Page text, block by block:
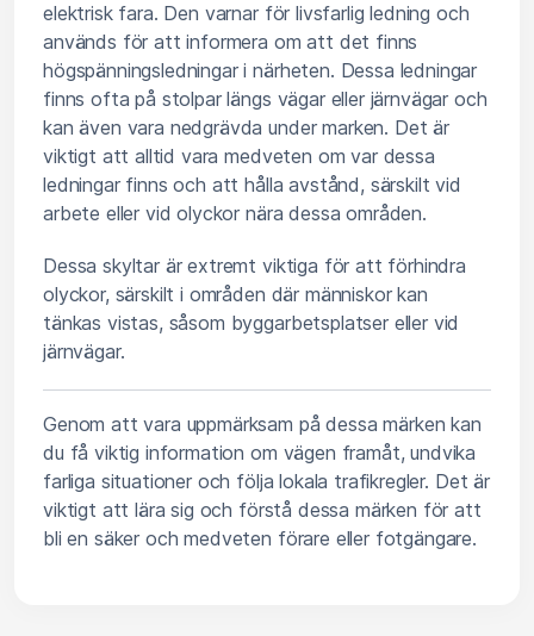
elektrisk fara. Den varnar för livsfarlig ledning och
används för att informera om att det finns
högspänningsledningar i närheten. Dessa ledningar
finns ofta på stolpar längs vägar eller järnvägar och
kan även vara nedgrävda under marken. Det är
viktigt att alltid vara medveten om var dessa
ledningar finns och att hålla avstånd, särskilt vid
arbete eller vid olyckor nära dessa områden.
Dessa skyltar är extremt viktiga för att förhindra
olyckor, särskilt i områden där människor kan
tänkas vistas, såsom byggarbetsplatser eller vid
järnvägar.
Genom att vara uppmärksam på dessa märken kan
du få viktig information om vägen framåt, undvika
farliga situationer och följa lokala trafikregler. Det är
viktigt att lära sig och förstå dessa märken för att
bli en säker och medveten förare eller fotgängare.